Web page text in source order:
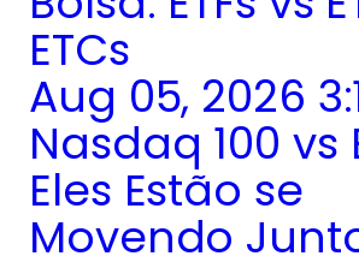
ETCs
Aug 05, 2026
Nasdaq 100 vs
Eles Estão se
Movendo